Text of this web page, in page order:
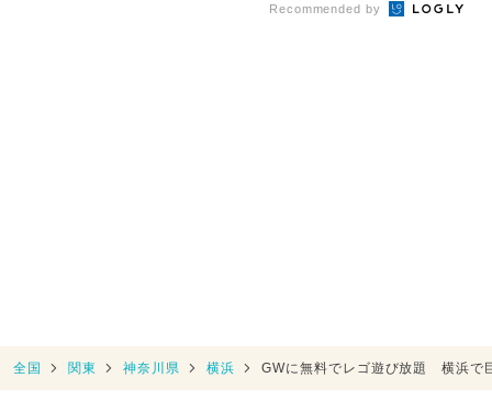
Recommended by
全国 関東 神奈川県 横浜 GWに無料でレゴ遊び放題 横浜で